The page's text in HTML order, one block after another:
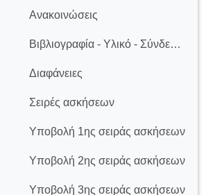
Ανακοινώσεις
Βιβλιογραφία - Υλικό - Σύνδεσμοι
Διαφάνειες
Σειρές ασκήσεων
Υποβολή 1ης σειράς ασκήσεων
Υποβολή 2ης σειράς ασκήσεων
Υποβολή 3ης σειράς ασκήσεων